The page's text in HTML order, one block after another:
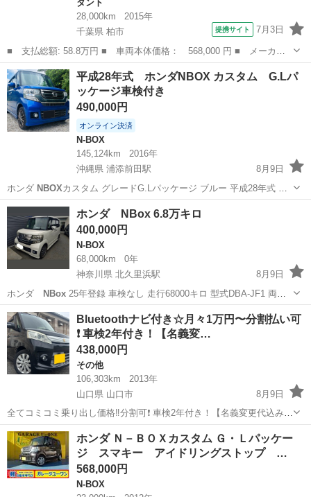
タント
28,000km
2015年
千葉県 柏市
提携サイト 7月3日
■ 支払総額: 58.8万円 ■ 車両本体価格： 568,000 円 ■ メーカー
名： ダイハツ ■ 車種名： タント ■ グレード名： Ｌ ＳＡＩ
Ｉ ナビ フルセグＴＶ 衝突軽減ブレーキ アイドリングストッ
プ キーレス ...
千葉 柏市 タント
平成28年式 ホンダNBOX カスタム G.Lパ
ッケージ車検付き
490,000円
オンライン決済
N-BOX
145,124km
2016年
沖縄県 浦添前田駅
8月9日
ホンダ NBOX カスタム グレードG.Lパッケージ ブルー 平成28年式 目
立った傷やへこみなし 内外装綺麗 エアコン良好 状態良好 ホンダ純正
ナビ付き エアコン良好 スライドドア 左側電動スライドドア ドライブ
レコーダー...
沖縄 浦添市 浦添前田駅 N-BOX
ホンダ NBox 6.8万キロ
400,000円
N-BOX
68,000km
0年
神奈川県 北久里浜駅
8月9日
ホンダ NBox25年登録 車検なし 走行68000キロ 型式DBA-JF1 両側
パワースライド ETC ナビ バックモニター エアコンも凄く冷えます 年
式相当の小傷はありますが内外装綺麗です。 出張中に車検がきれてし
ま...
神奈川 横須賀市 北久里浜駅 N-BOX ナビ
Bluetoothナビ付き☆月々1万円〜分割払い可
❗️ 車検2年付き！【名義変…
438,000円
その他
106,303km
2013年
山口県 山口市
8月9日
全てコミコミ乗り出し価格‼️分割可❗️ 車検2年付き！【名義変更代込み】
大人気☆スズキ スペーシア カスタムXS☆HDDナビ付き☆走行中DVD
見れます☆便利な電動スライドドア付き☆スマートキー☆便利なフル
オートエアコン☆純正...
山口 山口市 その他 走行距離
ホンダ Ｎ－ＢＯＸカスタム Ｇ・Ｌパッケー
ジ スマキー アイドリングストップ …
568,000円
N-BOX